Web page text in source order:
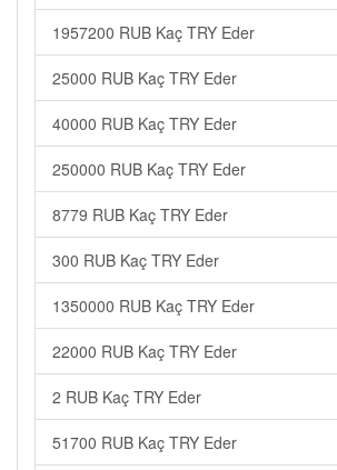
1957200 RUB Kaç TRY Eder
25000 RUB Kaç TRY Eder
40000 RUB Kaç TRY Eder
250000 RUB Kaç TRY Eder
8779 RUB Kaç TRY Eder
300 RUB Kaç TRY Eder
1350000 RUB Kaç TRY Eder
22000 RUB Kaç TRY Eder
2 RUB Kaç TRY Eder
51700 RUB Kaç TRY Eder